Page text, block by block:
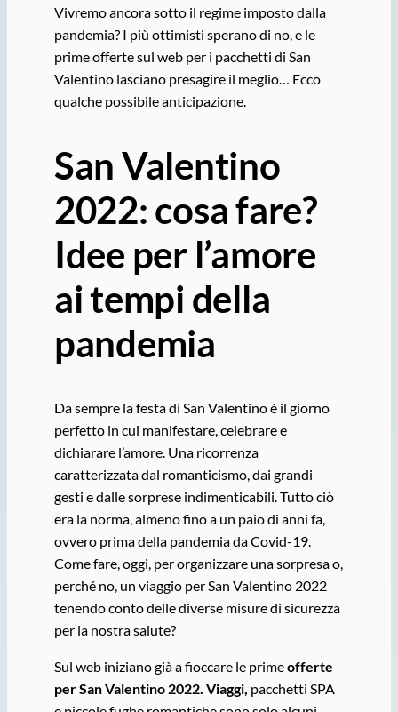
Vivremo ancora sotto il regime imposto dalla
pandemia? I più ottimisti sperano di no, e le
prime offerte sul web per i pacchetti di San
Valentino lasciano presagire il meglio… Ecco
qualche possibile anticipazione.
San Valentino
2022: cosa fare?
Idee per l’amore
ai tempi della
pandemia
Da sempre la festa di San Valentino è il giorno
perfetto in cui manifestare, celebrare e
dichiarare l’amore. Una ricorrenza
caratterizzata dal romanticismo, dai grandi
gesti e dalle sorprese indimenticabili. Tutto ciò
era la norma, almeno fino a un paio di anni fa,
ovvero prima della pandemia da Covid-19.
Come fare, oggi, per organizzare una sorpresa o,
perché no, un viaggio per San Valentino 2022
tenendo conto delle diverse misure di sicurezza
per la nostra salute?
Sul web iniziano già a fioccare le primeofferte
per San Valentino 2022. Viaggi, pacchetti SPA